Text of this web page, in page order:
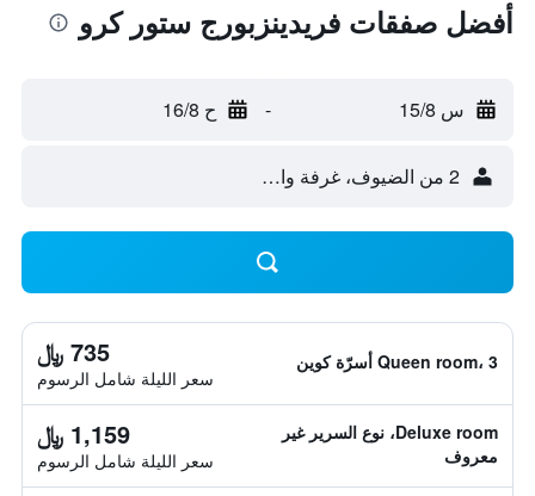
أفضل صفقات فريدينزبورج ستور كرو
س 15/8 - ح 16/8
2 من الضيوف، غرفة واحدة
Queen room، 3 أسرّة كوين 735 ﷼
سعر الليلة شامل الرسوم
Deluxe room، نوع السرير غير
معروف
1,159 ﷼
سعر الليلة شامل الرسوم